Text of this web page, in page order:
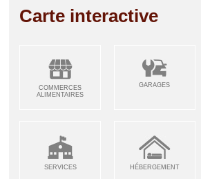
Carte interactive
COMMERCES
ALIMENTAIRES
GARAGES
SERVICES HÉBERGEMENT